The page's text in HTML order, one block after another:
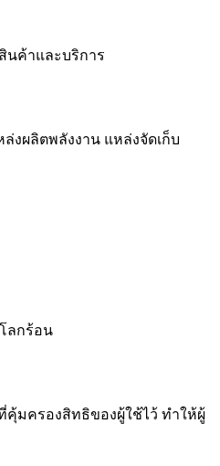
นค้าและบริการ
งผลิตพลังงาน แหล่งจัดเก็บ
ลกร้อน
คุ้มครองสิทธิของผู้ใช้ไว้ ทำให้ผู้